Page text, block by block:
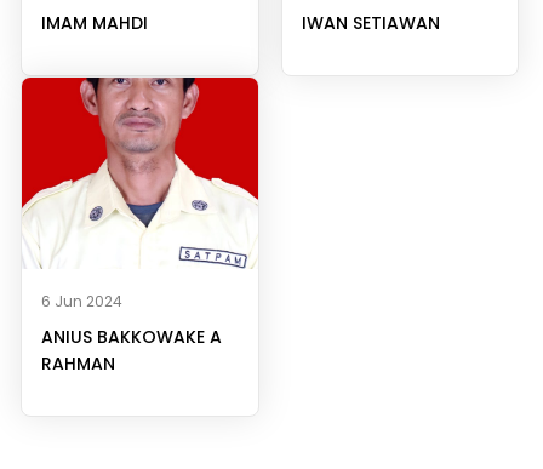
IMAM MAHDI IWAN SETIAWAN
6 Jun 2024
ANIUS BAKKOWAKE A
RAHMAN